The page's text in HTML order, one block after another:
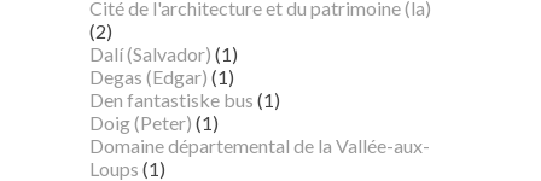
Cité de l'architecture et du patrimoine (la)
(2)
Dalí (Salvador) (1)
Degas (Edgar) (1)
Den fantastiske bus (1)
Doig (Peter) (1)
Domaine départemental de la Vallée-aux-
Loups (1)